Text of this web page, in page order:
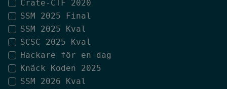
Crate-CTF 2020
SSM 2025 Final
SSM 2025 Kval
SCSC 2025 Kval
Hackare för en dag
Knäck Koden 2025
SSM 2026 Kval